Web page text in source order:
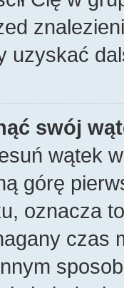
uzyskać
swój
wątek
górę
oznacza
czas